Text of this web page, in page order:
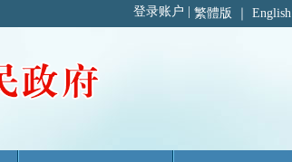
繁體版 English